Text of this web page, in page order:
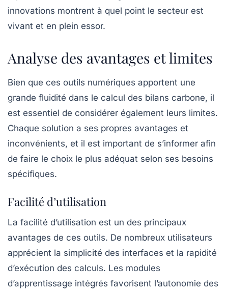
innovations montrent à quel point le secteur est
vivant et en plein essor.
Analyse des avantages et limites
Bien que ces outils numériques apportent une
grande fluidité dans le calcul des bilans carbone, il
est essentiel de considérer également leurs limites.
Chaque solution a ses propres avantages et
inconvénients, et il est important de s’informer afin
de faire le choix le plus adéquat selon ses besoins
spécifiques.
Facilité d’utilisation
La facilité d’utilisation est un des principaux
avantages de ces outils. De nombreux utilisateurs
apprécient la simplicité des interfaces et la rapidité
d’exécution des calculs. Les modules
d’apprentissage intégrés favorisent l’autonomie des